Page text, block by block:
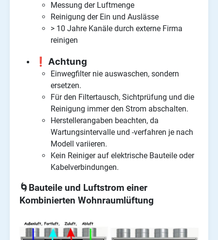
Messung der Luftmenge
Reinigung der Ein und Auslässe
> 10 Jahre Kanäle durch externe Firma
reinigen
❗ Achtung
Einwegfilter nie auswaschen, sondern
ersetzen.
Für den Filtertausch, Sichtprüfung und die
Reinigung immer den Strom abschalten.
Herstellerangaben beachten, da
Wartungsintervalle und -verfahren je nach
Modell variieren.
Kein Reiniger auf elektrische Bauteile oder
Kabelverbindungen.
🌀Bauteile und Luftstrom einer
Kombinierten Wohnraumlüftung